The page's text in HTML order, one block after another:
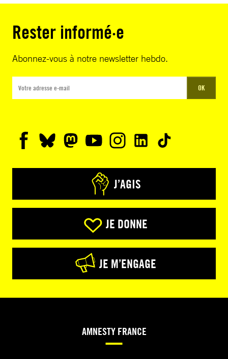
Rester informé·e
Abonnez-vous à notre newsletter hebdo.
OK
J’AGIS
JE DONNE
JE M’ENGAGE
AMNESTY FRANCE